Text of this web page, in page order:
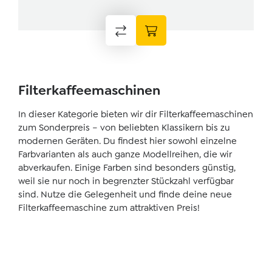
Filterkaffeemaschinen
In dieser Kategorie bieten wir dir Filterkaffeemaschinen
zum Sonderpreis – von beliebten Klassikern bis zu
modernen Geräten. Du findest hier sowohl einzelne
Farbvarianten als auch ganze Modellreihen, die wir
abverkaufen. Einige Farben sind besonders günstig,
weil sie nur noch in begrenzter Stückzahl verfügbar
sind. Nutze die Gelegenheit und finde deine neue
Filterkaffeemaschine zum attraktiven Preis!